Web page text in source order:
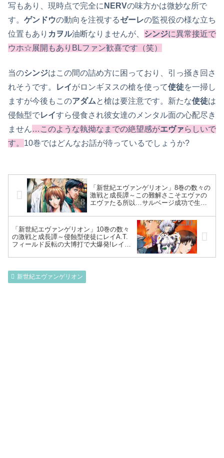
写もあり、現時点で完全に NERVの味方かは微妙な所で
す。 ゲンドウの動向を注視するゼーレの監視役の様な立ち
位置もあり カヲル油断なりませんが、 シンジに異常接近で
ウホ☆展開もありBLファン歓喜です （笑）
当のシンジはこの間の詰め方に困っており、引っ掻き回さ
れそうです。
レイがロンギヌスの槍を使って使徒を一掃し
ますが今後もこのアダムと槍は要注意です。新たな使徒は
侵蝕型でレイすら侵食され彼女達のメンタル面の心配尽き
ません…このような執拗なまでの絶望感がエヴァらしいで
す。 10巻ではどんなお話が待っているでしょうか?
「新世紀エヴァンゲリオン」8巻の数々の
激戦と成長譚～この難解さこそエヴァの
エヴァたる所以…サルベージ成功で生き
死で忘れ形見を手にミサト決意～
「新世紀エヴァンゲリオン」10巻の数々
の激戦と成長譚～侵蝕型使徒にレイA.T.
フィールド反転の大博打で大爆発!レイ結
の回想からアダムとエヴァの出自が語ら
新世紀エヴァンゲリオン